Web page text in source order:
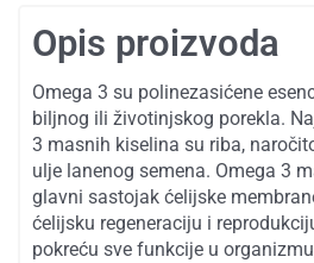
Opis proizvoda
Omega 3 su polinezasićene
biljnog ili životinjskog porekla.
3 masnih kiselina su riba,
ulje lanenog semena. Omega 3
glavni sastojak ćelijske
ćelijsku regeneraciju i
pokreću sve funkcije u